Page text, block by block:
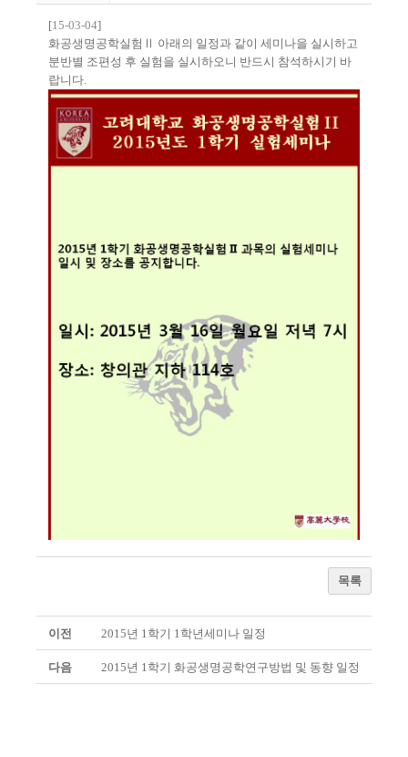
[15-03-04]
화공생명공학실험Ⅱ 아래의 일정과 같이 세미나을 실시하고
분반별 조편성 후 실험을 실시하오니 반드시 참석하시기 바
랍니다.
목록
이전 2015년 1학기 1학년세미나 일정
다음 2015년 1학기 화공생명공학연구방법 및 동향 일정